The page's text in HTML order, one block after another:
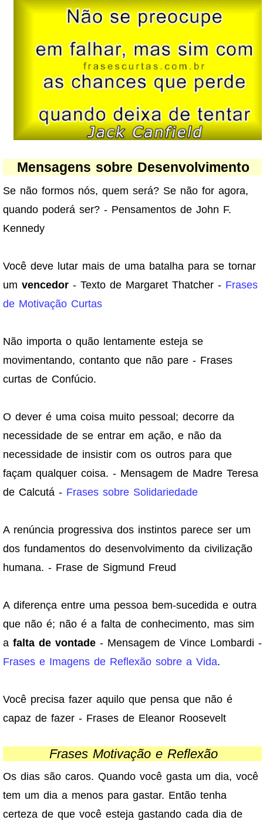
Mensagens sobre Desenvolvimento
Se não formos nós, quem será? Se não for agora,
quando poderá ser? - Pensamentos de John F.
Kennedy
Você deve lutar mais de uma batalha para se tornar
um vencedor - Texto de Margaret Thatcher - Frases
de Motivação Curtas
Não importa o quão lentamente esteja se
movimentando, contanto que não pare - Frases
curtas de Confúcio.
O dever é uma coisa muito pessoal; decorre da
necessidade de se entrar em ação, e não da
necessidade de insistir com os outros para que
façam qualquer coisa. - Mensagem de Madre Teresa
de Calcutá - Frases sobre Solidariedade
A renúncia progressiva dos instintos parece ser um
dos fundamentos do desenvolvimento da civilização
humana. - Frase de Sigmund Freud
A diferença entre uma pessoa bem-sucedida e outra
que não é; não é a falta de conhecimento, mas sim
a falta de vontade - Mensagem de Vince Lombardi -
Frases e Imagens de Reflexão sobre a Vida.
Você precisa fazer aquilo que pensa que não é
capaz de fazer - Frases de Eleanor Roosevelt
Frases Motivação e Reflexão
Os dias são caros. Quando você gasta um dia, você
tem um dia a menos para gastar. Então tenha
certeza de que você esteja gastando cada dia de